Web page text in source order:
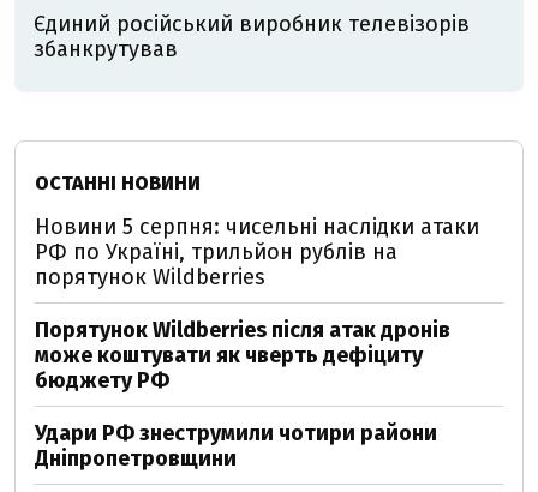
Єдиний російський виробник телевізорів
збанкрутував
ОСТАННІ НОВИНИ
Новини 5 серпня: чисельні наслідки атаки
РФ по Україні, трильйон рублів на
порятунок Wildberries
Порятунок Wildberries після атак дронів
може коштувати як чверть дефіциту
бюджету РФ
Удари РФ знеструмили чотири райони
Дніпропетровщини